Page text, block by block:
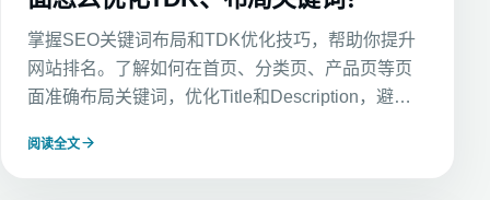
掌握SEO关键词布局和TDK优化技巧，帮助你提升
网站排名。了解如何在首页、分类页、产品页等页
面准确布局关键词，优化Title和Description，避免
户流量。
阅读全文